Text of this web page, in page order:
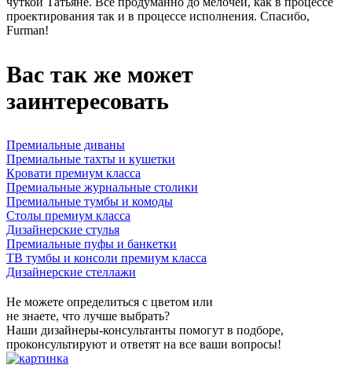
проектирования так и в процессе исполнения. Спасибо,
Furman!
Вас так же может
заинтересовать
Премиальные диваны
Премиальные тахты и кушетки
Кровати премиум класса
Премиальные журнальные столики
Премиальные тумбы и комоды
Столы премиум класса
Дизайнерские стулья
Премиальные пуфы и банкетки
ТВ тумбы и консоли премиум класса
Дизайнерские стеллажи
Не можете определиться с цветом или
не знаете, что лучше выбрать?
Наши дизайнеры-консультанты помогут в подборе,
проконсультируют и ответят на все ваши вопросы!